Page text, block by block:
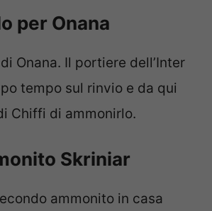
per Onana
Onana. Il portiere dell’Inter
tempo sul rinvio e da qui
Chiffi di ammonirlo.
Skriniar
ammonito in casa